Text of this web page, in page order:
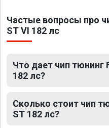
Частые вопросы про
ST VI 182 лс
Что дает чип тюнинг
182 лс?
Сколько стоит чип
ST 182 лс?